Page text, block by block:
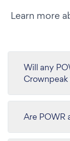
Learn more
Will any
Are POWR